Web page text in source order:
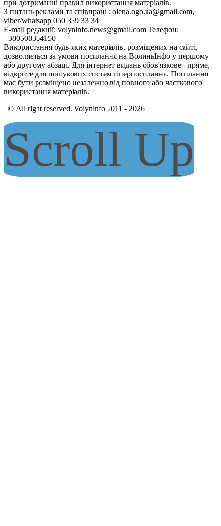
при дотриманні правил використання матеріалів.
З питань реклами та співпраці : olena.ogo.ua@gmail.com,
viber/whatsapp 050 339 33 34
E-mail редакції: volyninfo.news@gmail.com Телефон:
+380508364150
Використання будь-яких матеріалів, розміщених на сайті,
дозволяється за умови посилання на ВолиньІнфо у першому
або другому абзаці. Для інтернет видань обов'язкове - пряме,
відкрите для пошукових систем гіперпосилання. Посилання
має бути розміщено незалежно від повного або часткового
використання матеріалів.
© All right reserved. Volyninfo 2011 - 2026
Scroll Up